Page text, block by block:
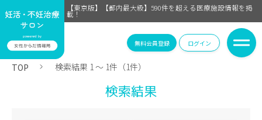
【東京版】【都内最大級】590件を超える医療施設情報を掲
載！
無料会員登録 ログイン
TOP 検索結果 1 〜 1件（1件）
検索結果